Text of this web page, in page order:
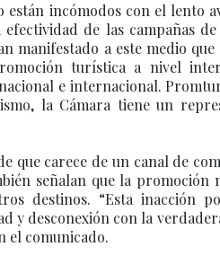
incómodos con el lento
de las campañas
manifestado a este medio
turística a nivel
e internacional.
la Cámara tiene un
que carece de un canal de
señalan que la
destinos. “Esta inacción
y desconexión con la
el comunicado.